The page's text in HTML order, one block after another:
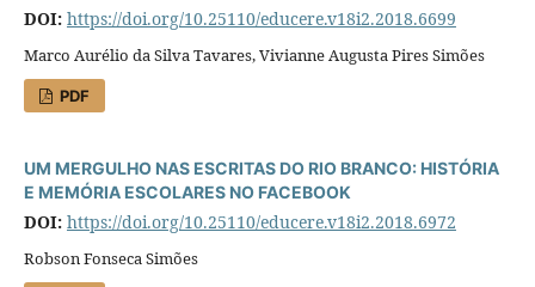
DOI: https://doi.org/10.25110/educere.v18i2.2018.6699
Marco Aurélio da Silva Tavares, Vivianne Augusta Pires Simões
PDF
UM MERGULHO NAS ESCRITAS DO RIO BRANCO: HISTÓRIA
E MEMÓRIA ESCOLARES NO FACEBOOK
DOI: https://doi.org/10.25110/educere.v18i2.2018.6972
Robson Fonseca Simões